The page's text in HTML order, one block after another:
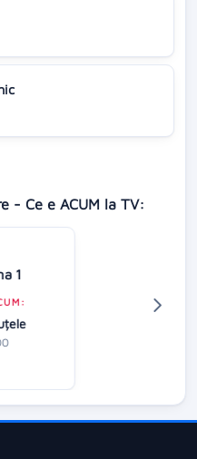
- Ce e ACUM la TV:
1